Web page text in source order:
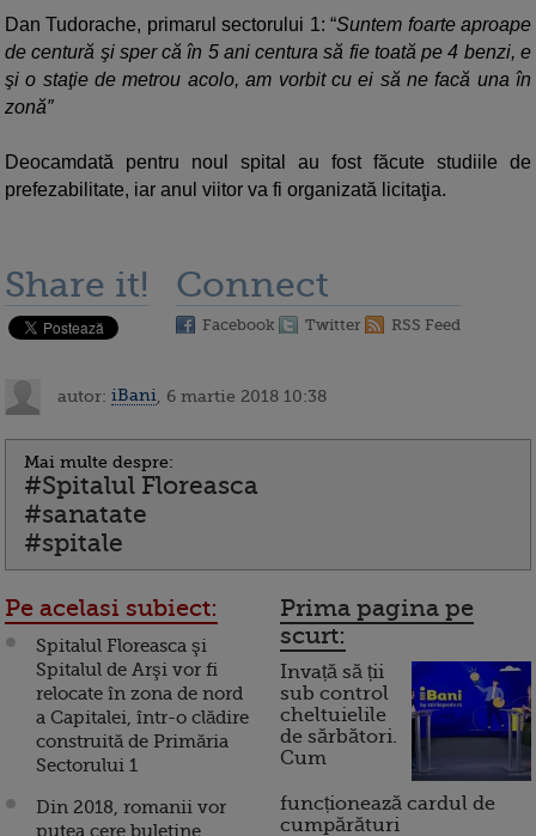
Dan Tudorache, primarul sectorului 1: “Suntem foarte aproape
de centură şi sper că în 5 ani centura să fie toată pe 4 benzi, e
şi o staţie de metrou acolo, am vorbit cu ei să ne facă una în
zonă″
Deocamdată pentru noul spital au fost făcute studiile de
prefezabilitate, iar anul viitor va fi organizată licitaţia.
Share it! Connect
Facebook Twitter RSS Feed
autor: iBani , 6 martie 2018 10:38
Mai multe despre:
#Spitalul Floreasca
#sanatate
#spitale
Pe acelasi subiect:
Spitalul Floreasca şi
Spitalul de Arşi vor fi
relocate în zona de nord
a Capitalei, într-o clădire
construită de Primăria
Sectorului 1
Din 2018, romanii vor
putea cere buletine
Prima pagina pe
scurt:
Invață să ții
sub control
cheltuielile
de sărbători.
Cum
funcționează cardul de
cumpărături